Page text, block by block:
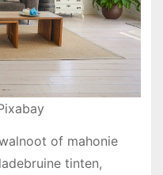
of mahonie
tinten,